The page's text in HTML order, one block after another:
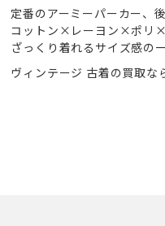
定番のアーミーパーカー、
コットン×レーヨン×ポリ×
ざっくり着れるサイズ感の
ヴィンテージ 古着の買取な